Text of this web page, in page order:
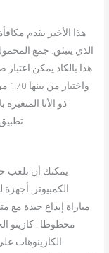
هذا الأخير يقدم
هذا بالكاد يمكن
ذو الأنا
يمكنك أن تلعب
الكمبيوتر,
مباراة إيداع جيدة مع
محظوظا . كازينو
الكازينوهات